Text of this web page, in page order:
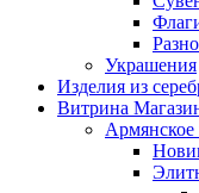
Украшения
Изделия из
Витрина